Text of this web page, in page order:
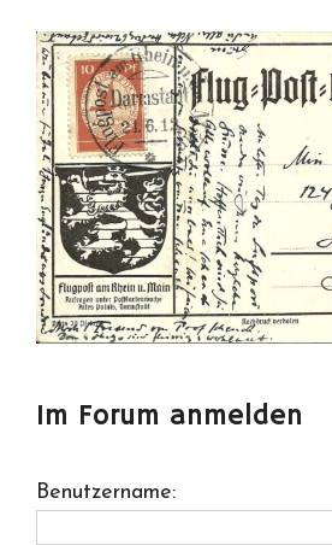
Im Forum anmelden
Benutzername: